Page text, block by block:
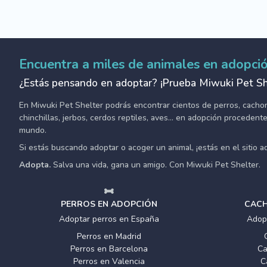
Encuentra a miles de animales en
¿Estás pensando en adoptar? ¡Prueba Miwuki Pet
En Miwuki Pet Shelter podrás encontrar cientos de perros,
chinchillas, jerbos, cerdos reptiles, aves... en adopción
mundo.
Si estás buscando adoptar o acoger un animal, ¡estás en el sitio
Adopta. Salva una vida, gana un amigo. Con Miwuki Pet Shelter.
PERROS EN ADOPCIÓN
Adoptar perros en España
Perros en Madrid
Perros en Barcelona
Perros en Valencia